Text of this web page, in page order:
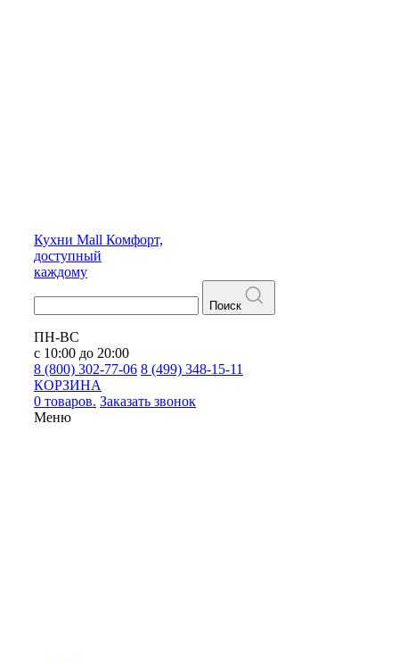
Кухни Mall Комфорт,
доступный
каждому
Поиск
ПН-ВС
с 10:00 до 20:00
8 (800) 302-77-06 8 (499) 348-15-11
КОРЗИНА
0 товаров. Заказать звонок
Меню